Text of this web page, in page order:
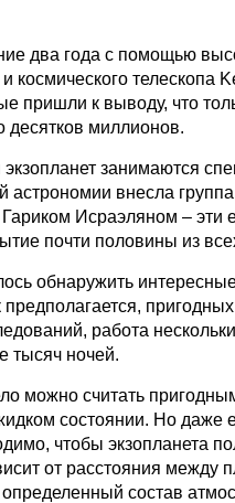
два года с помощью
космического телескопа
пришли к выводу, что
десятков миллионов.
занимаются
астрономии внесла
Исраэляном – эти
почти половины из
обнаружить
предполагается,
работа
тысяч ночей.
можно считать
состоянии. Но даже
чтобы экзопланета
от расстояния
состав